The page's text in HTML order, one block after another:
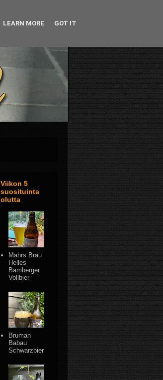
Viikon 5
suosituinta
olutta
Mahrs Bräu
Helles
Bamberger
Vollbier
Bruman
Babau
Schwarzbier
LEARN MORE GOT IT